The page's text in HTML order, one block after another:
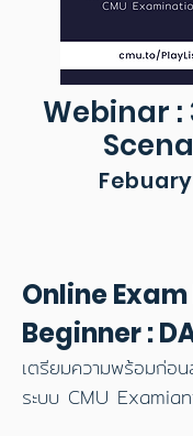
Webinar :
Online Exam
Beginner :
เตรียมความพร้อมก่อ
ระบบ CMU